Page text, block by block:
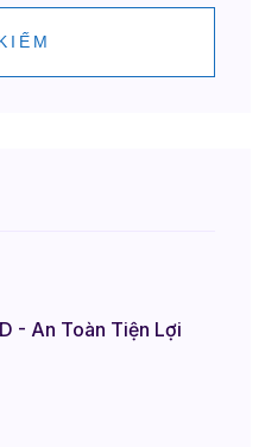
- An Toàn Tiện Lợi